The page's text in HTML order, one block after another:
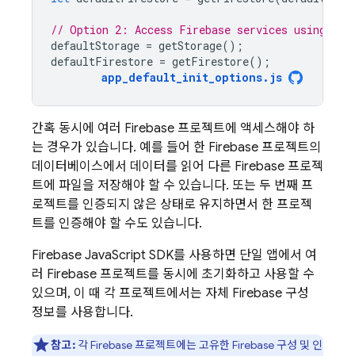
// Option 2: Access Firebase services using
defaultStorage = getStorage();
defaultFirestore = getFirestore();
app_default_init_options. js
간혹 동시에 여러 Firebase 프로젝트에 액세스해야 하
는 경우가 있습니다. 예를 들어 한 Firebase 프로젝트의
데이터베이스에서 데이터를 읽어 다른 Firebase 프로젝
트에 파일을 저장해야 할 수 있습니다. 또는 두 번째 프
로젝트를 인증되지 않은 상태로 유지하면서 한 프로젝
트를 인증해야 할 수도 있습니다.
Firebase JavaScript SDK를 사용하면 단일 앱에서 여
러 Firebase 프로젝트를 동시에 초기화하고 사용할 수
있으며, 이 때 각 프로젝트에서는 자체 Firebase 구성
정보를 사용합니다.
참고:각 Firebase 프로젝트에는 고유한 Firebase 구성 및 인